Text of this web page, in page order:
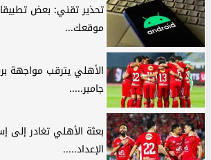
تحذير تقني: بعض
موقعك...
الأهلي يترقب مواجهة
جامبر.....
بعثة الأهلي تغادر إلى
الإعداد.....